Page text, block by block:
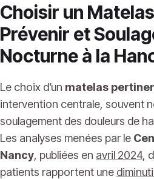
Choisir un
Prévenir et
Nocturne à la
Le choix d’un matelas
intervention centrale, souvent
soulagement des douleurs de
Les analyses menées par le
Nancy, publiées en avril 2024,
patients rapportent une